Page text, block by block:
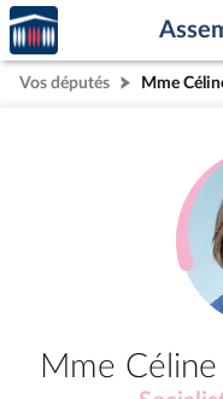
Aller au contenu
Aller en bas de la page
Accèder
à la
page
d'accueil
Vos députés
Mme